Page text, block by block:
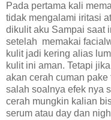
Pada pertama kali
tidak mengalami iritasi
dikulit aku Sampai saat
setelah memakai
kulit jadi kering alias
kulit ini aman. Tetapi
akan cerah cuman
salah soalnya efek nya
cerah mungkin kalian
serum atau day dan